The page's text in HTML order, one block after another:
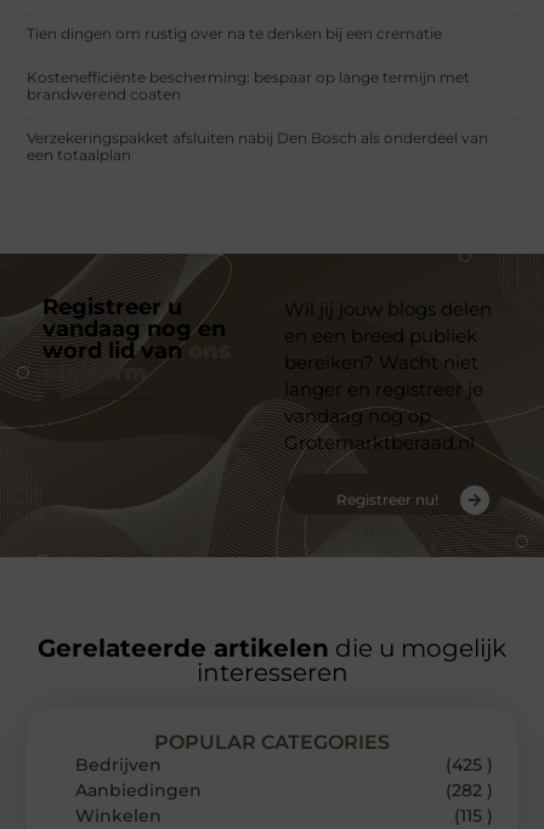
Tien dingen om rustig over na te denken bij een crematie
Kostenefficiënte bescherming: bespaar op lange termijn met
brandwerend coaten
Verzekeringspakket afsluiten nabij Den Bosch als onderdeel van
een totaalplan
Registreer u
vandaag nog en
word lid van
platform
Wil jij jouw blogs delen
en een breed publiek
bereiken? Wacht niet
langer en registreer je
vandaag nog op
Grotemarktberaad.nl
Registreer nu!
Gerelateerde artikelen die u mogelijk
interesseren
POPULAR CATEGORIES
Bedrijven
(425 )
Aanbiedingen
(282 )
Winkelen
(115 )